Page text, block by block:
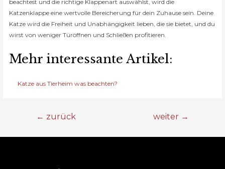
beachtest und die richtige Klappenart auswählst, wird die
Katzenklappe eine wertvolle Bereicherung für dein Zuhause sein. Deine
Katze wird die Freiheit und Unabhängigkeit lieben, die sie bietet, und du
wirst von weniger Türöffnen und Schließen profitieren.
Mehr interessante Artikel:
Katze aus Tierheim was beachten?
Beitragsnavigation
← zurück weiter →